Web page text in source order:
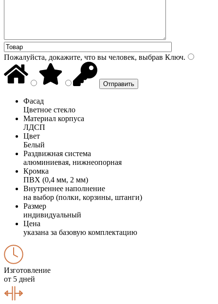
Пожалуйста, докажите, что вы человек, выбрав Ключ.
Фасад
Цветное стекло
Материал корпуса
ЛДСП
Цвет
Белый
Раздвижная система
алюминиевая, нижнеопорная
Кромка
ПВХ (0,4 мм, 2 мм)
Внутреннее наполнение
на выбор (полки, корзины, штанги)
Размер
индивидуальный
Цена
указана за базовую комплектацию
Изготовление
от 5 дней